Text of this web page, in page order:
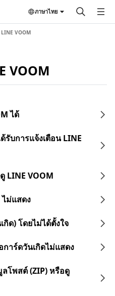
ภาษาไทย
VOOM
VOOM
ได้
รับการแจ้งเตือน LINE
LINE VOOM
ม่แสดง
กิด) โดยไม่ได้ตั้งใจ
าร์ดวันเกิดไม่แสดง
โพสต์ (ZIP) หรือดู